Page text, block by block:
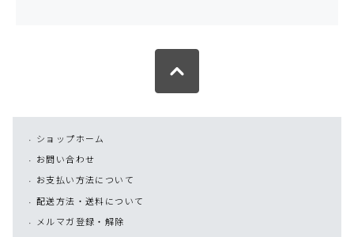
ショップホーム
お問い合わせ
お支払い方法について
配送方法・送料について
メルマガ登録・解除